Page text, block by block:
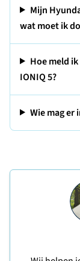
Mijn
wat moet ik
Hoe meld
IONIQ 5?
Wie mag er